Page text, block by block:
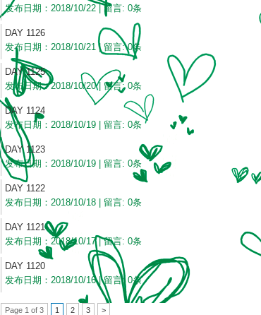
发布日期：2018/10/22 | 留言: 0条
DAY 1126
发布日期：2018/10/21 | 留言: 0条
DAY 1125
发布日期：2018/10/20 | 留言: 0条
DAY 1124
发布日期：2018/10/19 | 留言: 0条
DAY 1123
发布日期：2018/10/19 | 留言: 0条
DAY 1122
发布日期：2018/10/18 | 留言: 0条
DAY 1121
发布日期：2018/10/17 | 留言: 0条
DAY 1120
发布日期：2018/10/16 | 留言: 0条
Page 1 of 3 1 2 3 >